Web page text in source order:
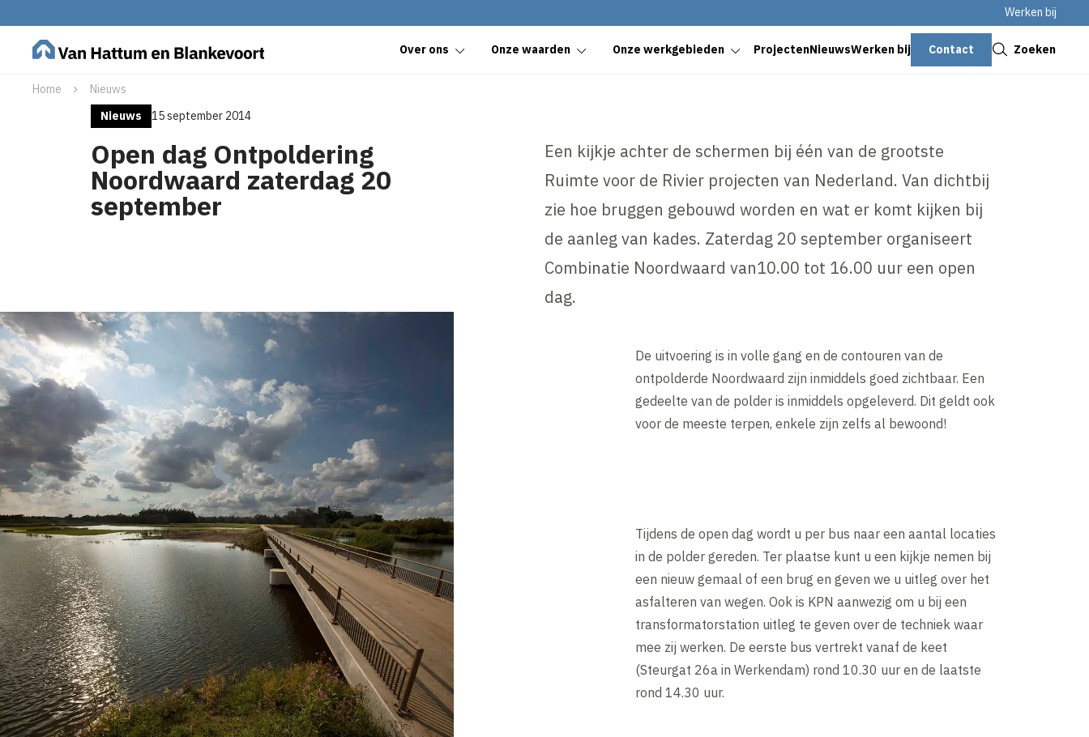
Werken bij
Over ons Onze waarden Onze werkgebieden ProjectenNieuwsWerken bij Contact Zoeken
Home
Nieuws
Nieuws
15 september 2014
Open dag Ontpoldering
Noordwaard zaterdag 20
september
Een kijkje achter de schermen bij één van de grootste
Ruimte voor de Rivier projecten van Nederland. Van dichtbij
zie hoe bruggen gebouwd worden en wat er komt kijken bij
de aanleg van kades. Zaterdag 20 september organiseert
Combinatie Noordwaard van10.00 tot 16.00 uur een open
dag.
De uitvoering is in volle gang en de contouren van de
ontpolderde Noordwaard zijn inmiddels goed zichtbaar. Een
gedeelte van de polder is inmiddels opgeleverd. Dit geldt ook
voor de meeste terpen, enkele zijn zelfs al bewoond!
Tijdens de open dag wordt u per bus naar een aantal locaties
in de polder gereden. Ter plaatse kunt u een kijkje nemen bij
een nieuw gemaal of een brug en geven we u uitleg over het
asfalteren van wegen. Ook is KPN aanwezig om u bij een
transformatorstation uitleg te geven over de techniek waar
mee zij werken. De eerste bus vertrekt vanaf de keet
(Steurgat 26a in Werkendam) rond 10.30 uur en de laatste
rond 14.30 uur.
Sluiten